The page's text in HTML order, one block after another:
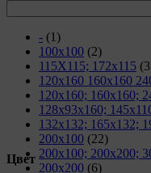
- (1)
100х100 (2)
115Х115; 172х115
120х160 160х160
120х160; 160х160;
128х93x160;
132х132; 165х132;
200х100 (22)
200х100; 200х200;
200х200 (6)
Цвет